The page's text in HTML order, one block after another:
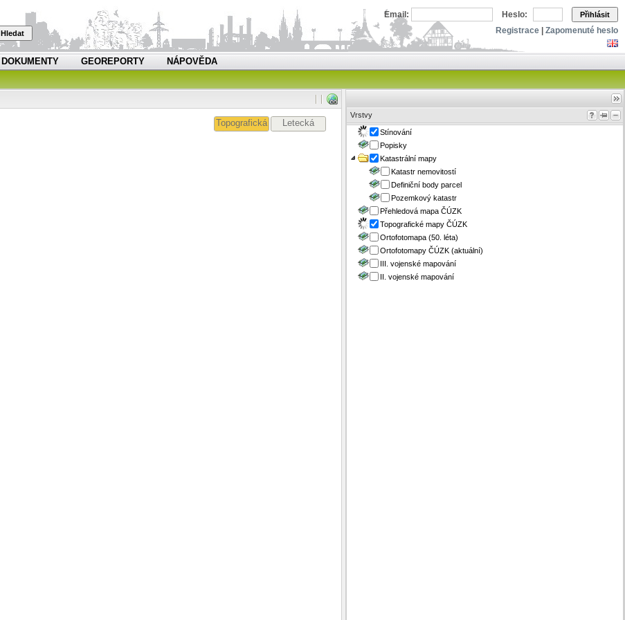
Hledat
Email: Heslo: Přihlásit
Registrace Zapomenuté heslo
DOKUMENTY GEOREPORTY
NÁPOVĚDA
Topografická Letecká
Vrstvy
Stínování
Popisky
Katastrální mapy
Katastr nemovitostí
Definiční body parcel
Pozemkový katastr
Přehledová mapa ČÚZK
Topografické mapy ČÚZK
Ortofotomapa (50. léta)
Ortofotomapy ČÚZK (aktuální)
III. vojenské mapování
II. vojenské mapování